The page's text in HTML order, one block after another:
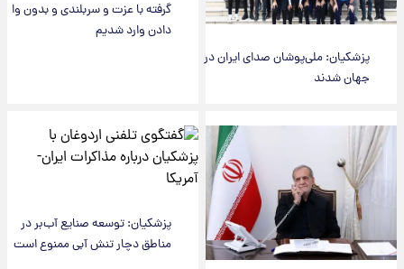
پزشکیان: ملی‌پوشان صدای ایران در
جهان شدند
گرفته با عزت و سربلندی و بدون وا
دادن وارد شدیم
پزشکیان: توسعه صنایع آب‌بر در
مناطق دچار تنش آبی ممنوع است